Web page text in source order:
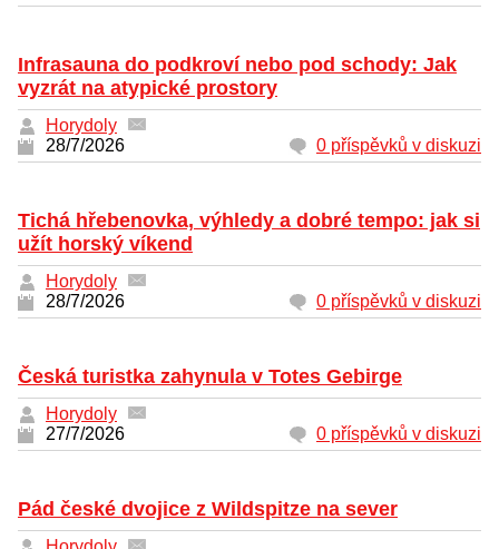
Infrasauna do podkroví nebo pod schody: Jak
vyzrát na atypické prostory
Horydoly
28/7/2026
0 příspěvků v diskuzi
Tichá hřebenovka, výhledy a dobré tempo: jak si
užít horský víkend
Horydoly
28/7/2026
0 příspěvků v diskuzi
Česká turistka zahynula v Totes Gebirge
Horydoly
27/7/2026
0 příspěvků v diskuzi
Pád české dvojice z Wildspitze na sever